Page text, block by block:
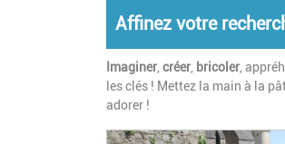
Affinez votre
Imaginer créer bricoler ,
les clés ! Mettez la main à la
adorer !